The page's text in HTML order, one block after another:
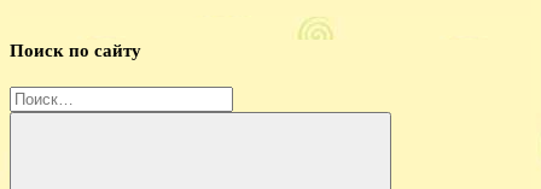
Поиск по сайту
Найти: